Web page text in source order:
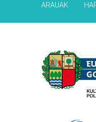
ARAUAK